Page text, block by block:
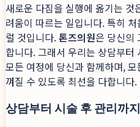
새로운 다짐을 실행에 옮기는 것
려움이 따르는 일입니다. 특히
럴 것입니다.톤즈의원은 당신의
합니다. 그래서 우리는 상담부터
모든 여정에 당신과 함께하며,
껴질 수 있도록 최선을 다합니다.
상담부터 시술 후 관리까